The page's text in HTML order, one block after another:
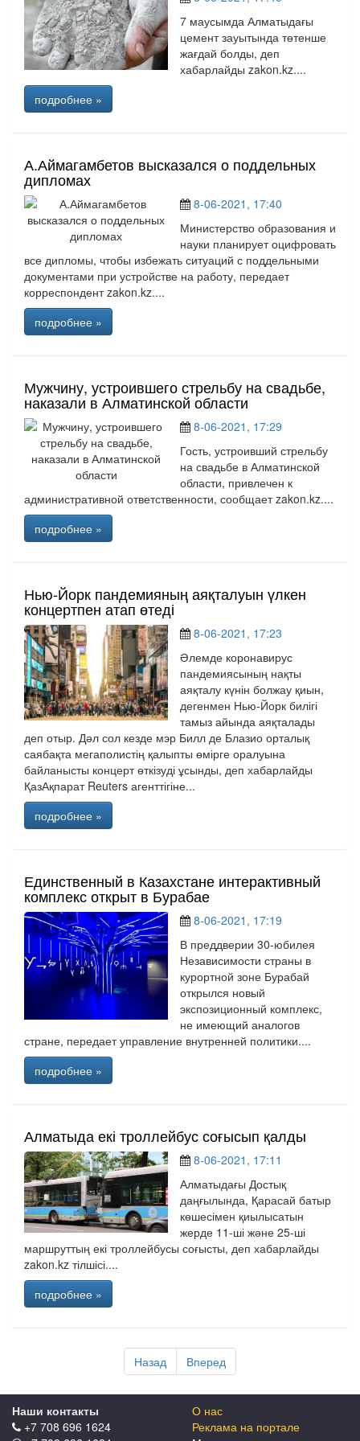
7 маусымда Алматыдағы
цемент зауытында төтенше
жағдай болды, деп
хабарлайды zakon.kz....
подробнее »
А.Аймагамбетов высказался о поддельных
дипломах
8-06-2021, 17:40
Министерство образования и
науки планирует оцифровать
все дипломы, чтобы избежать ситуаций с поддельными
документами при устройстве на работу, передает
корреспондент zakon.kz....
подробнее »
Мужчину, устроившего стрельбу на свадьбе,
наказали в Алматинской области
8-06-2021, 17:29
Гость, устроивший стрельбу
на свадьбе в Алматинской
области, привлечен к
административной ответственности, сообщает zakon.kz....
подробнее »
Нью-Йорк пандемияның аяқталуын үлкен
концертпен атап өтеді
8-06-2021, 17:23
Әлемде коронавирус
пандемиясының нақты
аяқталу күнін болжау қиын,
дегенмен Нью-Йорк билігі
тамыз айында аяқталады
деп отыр. Дәл сол кезде мэр Билл де Блазио орталық
саябақта мегаполистің қалыпты өмірге оралуына
байланысты концерт өткізуді ұсынды, деп хабарлайды
ҚазАқпарат Reuters агенттігіне...
подробнее »
Единственный в Казахстане интерактивный
комплекс открыт в Бурабае
8-06-2021, 17:19
В преддверии 30-юбилея
Независимости страны в
курортной зоне Бурабай
открылся новый
экспозиционный комплекс,
не имеющий аналогов
стране, передает управление внутренней политики....
подробнее »
Алматыда екі троллейбус соғысып қалды
8-06-2021, 17:11
Алматыдағы Достық
даңғылында, Қарасай батыр
көшесімен қиылысатын
жерде 11-ші және 25-ші
маршруттың екі троллейбусы соғысты, деп хабарлайды
zakon.kz тілшісі....
подробнее »
Назад Вперед
Наши контакты
+7 708 696 1624
О нас
Реклама на портале